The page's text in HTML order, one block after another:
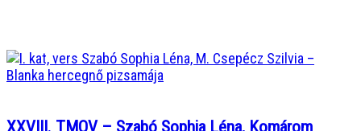
XXVIII. TMOV – Szabó Sophia Léna, Komárom